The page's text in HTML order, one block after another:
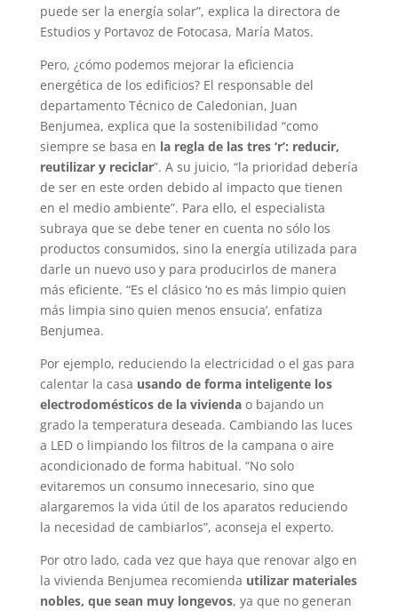
puede ser la energía solar”, explica la directora de
Estudios y Portavoz de Fotocasa, María Matos.
Pero, ¿cómo podemos mejorar la eficiencia
energética de los edificios? El responsable del
departamento Técnico de Caledonian, Juan
Benjumea, explica que la sostenibilidad “como
siempre se basa en la regla de las tres ‘r’: reducir,
reutilizar y reciclar”. A su juicio, “la prioridad debería
de ser en este orden debido al impacto que tienen
en el medio ambiente”. Para ello, el especialista
subraya que se debe tener en cuenta no sólo los
productos consumidos, sino la energía utilizada para
darle un nuevo uso y para producirlos de manera
más eficiente. “Es el clásico ‘no es más limpio quien
más limpia sino quien menos ensucia’, enfatiza
Benjumea.
Por ejemplo, reduciendo la electricidad o el gas para
calentar la casa usando de forma inteligente los
electrodomésticos de la viviendao bajando un
grado la temperatura deseada. Cambiando las luces
a LED o limpiando los filtros de la campana o aire
acondicionado de forma habitual. “No solo
evitaremos un consumo innecesario, sino que
alargaremos la vida útil de los aparatos reduciendo
la necesidad de cambiarlos”, aconseja el experto.
Por otro lado, cada vez que haya que renovar algo en
la vivienda Benjumea recomienda utilizar materiales
nobles, que sean muy longevos, ya que no generan